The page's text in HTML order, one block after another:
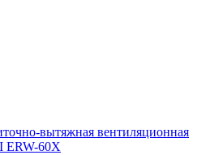
вытяжная вентиляционная
ERW-60X